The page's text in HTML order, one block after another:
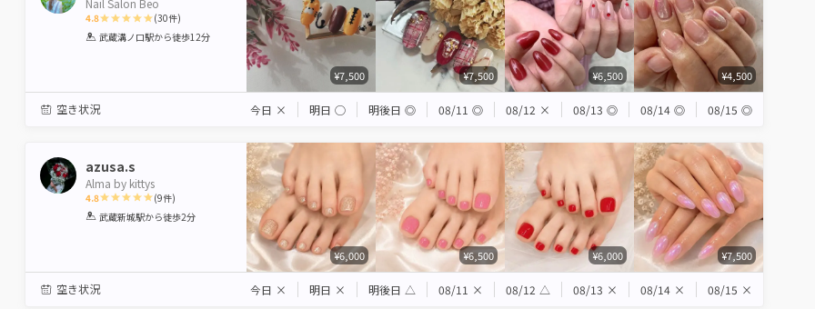
Nail Salon Beo
4.8
1 2 3 4 5
(30件)
武蔵溝ノ口駅から徒歩12分
¥7,500 ¥7,500 ¥6,500 ¥4,500
空き状況 今日 × 明日 ◯ 明後日 ◎ 08/11 ◎ 08/12 × 08/13 ◎ 08/14 ◎ 08/15 ◎
azusa.s
Alma by kittys
4.8
1 2 3 4 5
(9件)
武蔵新城駅から徒歩2分
¥6,000 ¥6,500 ¥6,000 ¥7,500
空き状況 今日 × 明日 × 明後日 △ 08/11 × 08/12 △ 08/13 × 08/14 × 08/15 ×